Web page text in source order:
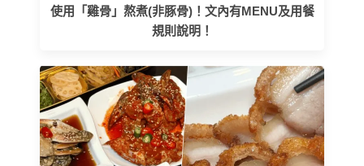
使用「雞骨」熬煮(非豚骨)！文內有MENU及用餐
規則說明！